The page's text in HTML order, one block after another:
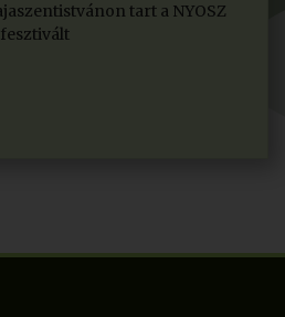
tart a NYOSZ